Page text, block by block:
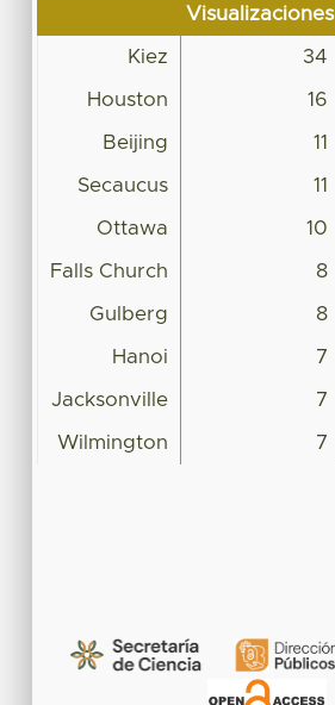
Visualizaciones
Kiez 34
Houston 16
Beijing 11
Secaucus 11
Ottawa 10
Falls Church 8
Gulberg 8
Hanoi 7
Jacksonville 7
Wilmington 7